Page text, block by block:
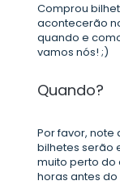
Comprou
acontecerão
quando e
vamos nós! ;)
Quando?
Por favor,
bilhetes serão
muito perto do
horas antes do